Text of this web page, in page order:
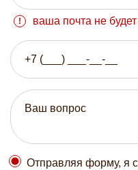
ваша почта не
Отправляя форму, я